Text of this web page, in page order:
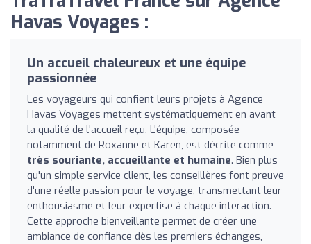
Havas Voyages :
Un accueil chaleureux et une équipe
passionnée
Les voyageurs qui confient leurs projets à Agence
Havas Voyages mettent systématiquement en avant
la qualité de l'accueil reçu. L'équipe, composée
notamment de Roxanne et Karen, est décrite comme
très souriante, accueillante et humaine. Bien plus
qu'un simple service client, les conseillères font preuve
d'une réelle passion pour le voyage, transmettant leur
enthousiasme et leur expertise à chaque interaction.
Cette approche bienveillante permet de créer une
ambiance de confiance dès les premiers échanges,